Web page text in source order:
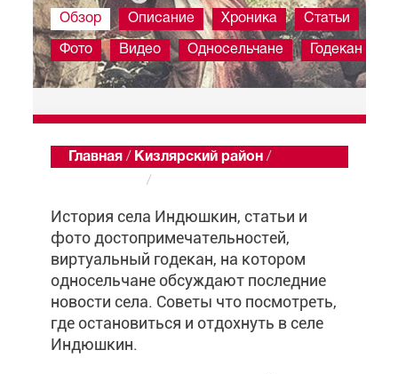
Обзор Описание Хроника Статьи
Фото Видео Односельчане Годекан
Главная / Кизлярский район /
/
История села Индюшкин, статьи и
фото достопримечательностей,
виртуальный годекан, на котором
односельчане обсуждают последние
новости села. Советы что посмотреть,
где остановиться и отдохнуть в селе
Индюшкин.